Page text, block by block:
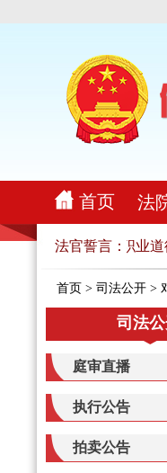
首页 法
法官誓言：
责，恪守法官职业
首页 > 司法公开 >
司法
庭审直播
执行公告
拍卖公告